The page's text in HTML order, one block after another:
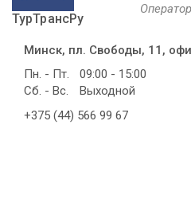
ТурТрансРу
Минск, пл. Свободы, 11,
Пн. - Пт.
09:00 - 15:00
Сб. - Вс.
Выходной
+375 (44) 566 99 67